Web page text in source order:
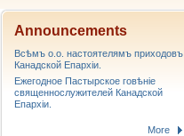
Announcements
Всѣмъ о.о. настоятелямъ приходовъ
Канадской Епархiи.
Ежегодное Пастырское говѣніе
священнослужителей Канадской
Епархіи.
More